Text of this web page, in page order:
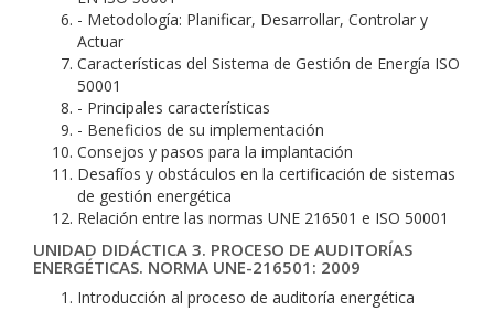
- Metodología: Planificar, Desarrollar, Controlar y
Actuar
Características del Sistema de Gestión de Energía ISO
50001
- Principales características
- Beneficios de su implementación
Consejos y pasos para la implantación
Desafíos y obstáculos en la certificación de sistemas
de gestión energética
Relación entre las normas UNE 216501 e ISO 50001
UNIDAD DIDÁCTICA 3. PROCESO DE AUDITORÍAS
ENERGÉTICAS. NORMA UNE-216501: 2009
Introducción al proceso de auditoría energética